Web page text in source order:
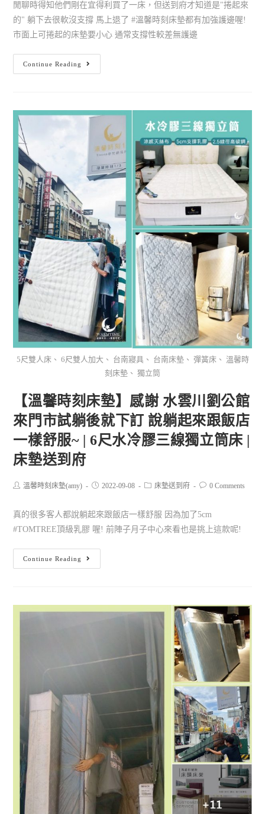
閒聊時得知他們剛在宜得利買了一床，但送到府才知道是"捲起來
的" 躺下去很軟沒支撐 馬上退了 #溫馨時刻床墊都有加強護邊喔!
市面上可捲起的床墊要小心 通常支撐性較差無護邊
Continue Reading
5尺雙人床、 6尺雙人加大、 台南寢具、 台南床墊、 彈簧床、 溫馨時
刻床墊、 獨立筒
【溫馨時刻床墊】感謝 水雲川劉公館
來門市試躺後就下訂 說躺起來跟飯店
一樣舒服~ | 6尺水冷膠三線獨立筒床 |
床墊送到府
溫馨時刻床墊(amy) 2022-09-08 床墊送到府 0 Comments
真的很多客人都說躺起來跟飯店一樣舒服 因為加了5cm
#TOMTREE頂級乳膠 喔! 前陣子月子中心來看也是挑上這款呢!
Continue Reading